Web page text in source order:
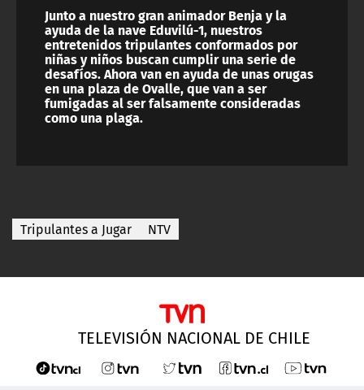
Junto a nuestro gran animador Benja y la
ayuda de la nave Eduvilú-1, nuestros
entretenidos tripulantes conformados por
niñas y niños buscan cumplir una serie de
desafíos. Ahora van en ayuda de unas orugas
en una plaza de Ovalle, que van a ser
fumigadas al ser falsamente consideradas
como una plaga.
Tripulantes a Jugar NTV
TELEVISIÓN NACIONAL DE CHILE